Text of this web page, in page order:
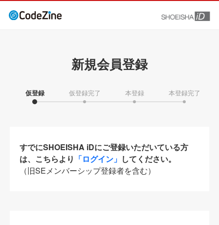
新規会員登録
仮登録 仮登録完了 本登録 本登録完了
すでにSHOEISHA iDにご登録いただいている方
は、こちらより 「ログイン」 してください。
（旧SEメンバーシップ登録者を含む）